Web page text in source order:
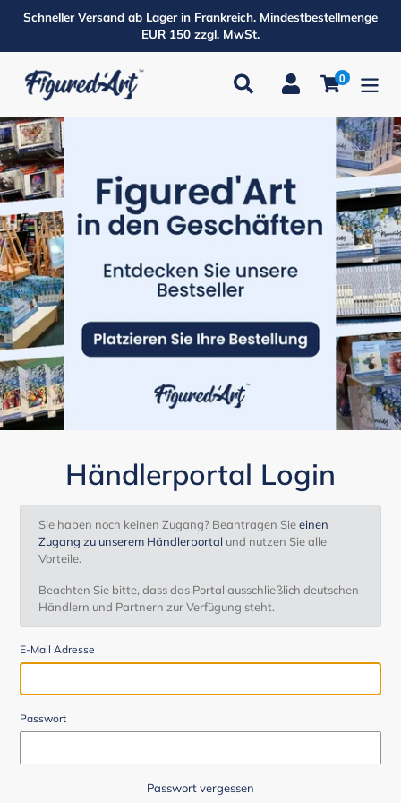
Schneller Versand ab Lager in Frankreich. Mindestbestellmenge
EUR 150 zzgl. MwSt.
Suchen Einloggen
0Produkte
Händlerportal Login
Sie haben noch keinen Zugang? Beantragen Sieeinen
Zugang zu unserem Händlerportal und nutzen Sie alle
Vorteile.
Beachten Sie bitte, dass das Portal ausschließlich deutschen
Händlern und Partnern zur Verfügung steht.
E-Mail Adresse
Passwort
Passwort vergessen